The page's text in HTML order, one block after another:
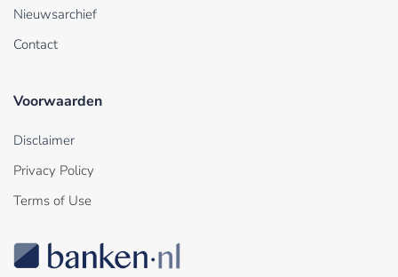
Nieuwsarchief
Contact
Voorwaarden
Disclaimer
Privacy Policy
Terms of Use